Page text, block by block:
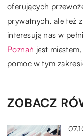
oferujących
prywatnych, ale też
interesują nas w
Poznań jest
pomoc w tym
ZOBACZ